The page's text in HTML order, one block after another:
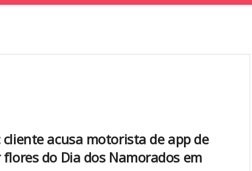
cliente acusa motorista de app de
do Dia dos Namorados em